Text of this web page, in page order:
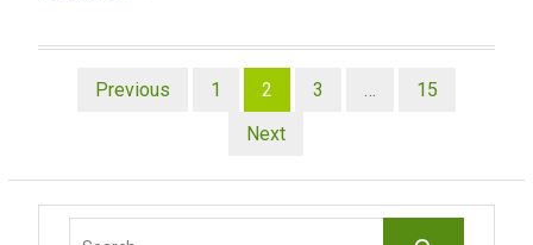
PostsPrevious 1 2 3 …
15
Next